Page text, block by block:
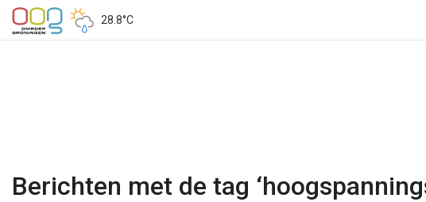
28.8°C
Berichten met de tag